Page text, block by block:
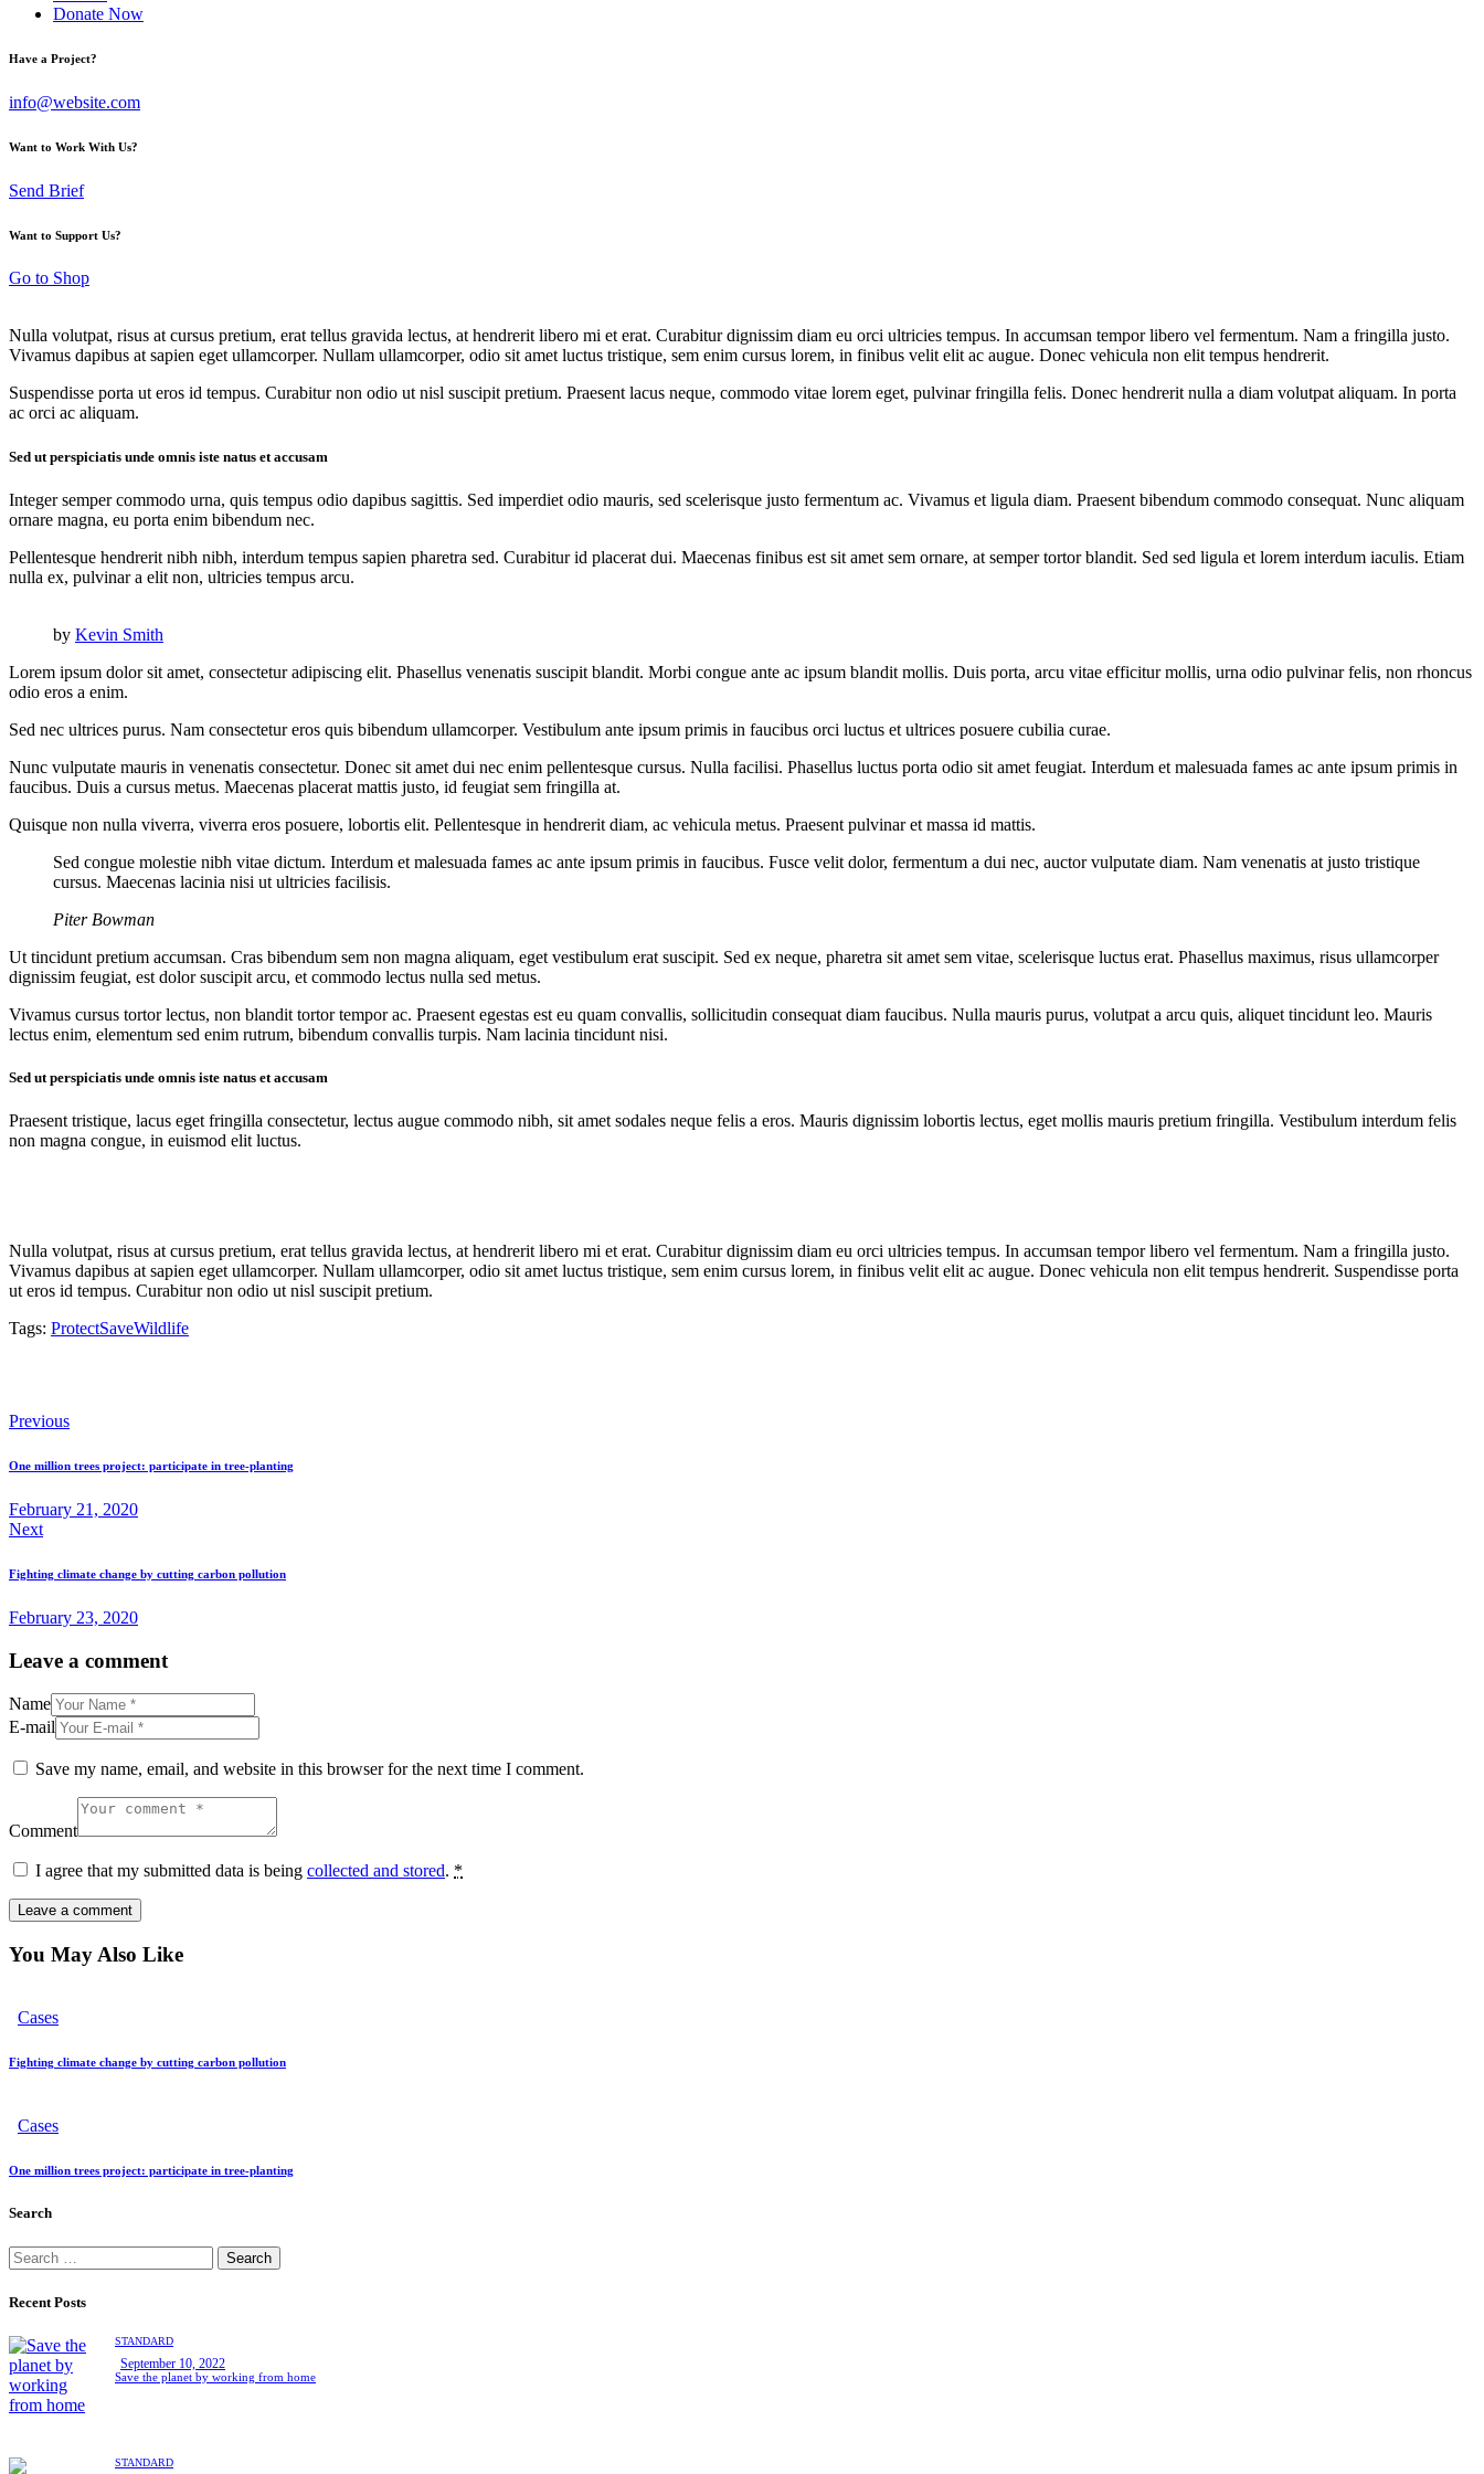
Donate Now
Have a Project?
info@website.com
Want to Work With Us?
Send Brief
Want to Support Us?
Go to Shop
Nulla volutpat, risus at cursus pretium, erat tellus gravida lectus, at hendrerit libero mi et erat. Curabitur dignissim diam eu orci ultricies tempus. In accumsan tempor libero vel fermentum. Nam a fringilla justo.
Vivamus dapibus at sapien eget ullamcorper. Nullam ullamcorper, odio sit amet luctus tristique, sem enim cursus lorem, in finibus velit elit ac augue. Donec vehicula non elit tempus hendrerit.
Suspendisse porta ut eros id tempus. Curabitur non odio ut nisl suscipit pretium. Praesent lacus neque, commodo vitae lorem eget, pulvinar fringilla felis. Donec hendrerit nulla a diam volutpat aliquam. In porta
ac orci ac aliquam.
Sed ut perspiciatis unde omnis iste natus et accusam
Integer semper commodo urna, quis tempus odio dapibus sagittis. Sed imperdiet odio mauris, sed scelerisque justo fermentum ac. Vivamus et ligula diam. Praesent bibendum commodo consequat. Nunc aliquam
ornare magna, eu porta enim bibendum nec.
Pellentesque hendrerit nibh nibh, interdum tempus sapien pharetra sed. Curabitur id placerat dui. Maecenas finibus est sit amet sem ornare, at semper tortor blandit. Sed sed ligula et lorem interdum iaculis. Etiam
nulla ex, pulvinar a elit non, ultricies tempus arcu.
by Kevin Smith
Lorem ipsum dolor sit amet, consectetur adipiscing elit. Phasellus venenatis suscipit blandit. Morbi congue ante ac ipsum blandit mollis. Duis porta, arcu vitae efficitur mollis, urna odio pulvinar felis, non rhoncus
odio eros a enim.
Sed nec ultrices purus. Nam consectetur eros quis bibendum ullamcorper. Vestibulum ante ipsum primis in faucibus orci luctus et ultrices posuere cubilia curae.
Nunc vulputate mauris in venenatis consectetur. Donec sit amet dui nec enim pellentesque cursus. Nulla facilisi. Phasellus luctus porta odio sit amet feugiat. Interdum et malesuada fames ac ante ipsum primis in
faucibus. Duis a cursus metus. Maecenas placerat mattis justo, id feugiat sem fringilla at.
Quisque non nulla viverra, viverra eros posuere, lobortis elit. Pellentesque in hendrerit diam, ac vehicula metus. Praesent pulvinar et massa id mattis.
Sed congue molestie nibh vitae dictum. Interdum et malesuada fames ac ante ipsum primis in faucibus. Fusce velit dolor, fermentum a dui nec, auctor vulputate diam. Nam venenatis at justo tristique
cursus. Maecenas lacinia nisi ut ultricies facilisis.
Piter Bowman
Ut tincidunt pretium accumsan. Cras bibendum sem non magna aliquam, eget vestibulum erat suscipit. Sed ex neque, pharetra sit amet sem vitae, scelerisque luctus erat. Phasellus maximus, risus ullamcorper
dignissim feugiat, est dolor suscipit arcu, et commodo lectus nulla sed metus.
Vivamus cursus tortor lectus, non blandit tortor tempor ac. Praesent egestas est eu quam convallis, sollicitudin consequat diam faucibus. Nulla mauris purus, volutpat a arcu quis, aliquet tincidunt leo. Mauris
lectus enim, elementum sed enim rutrum, bibendum convallis turpis. Nam lacinia tincidunt nisi.
Sed ut perspiciatis unde omnis iste natus et accusam
Praesent tristique, lacus eget fringilla consectetur, lectus augue commodo nibh, sit amet sodales neque felis a eros. Mauris dignissim lobortis lectus, eget mollis mauris pretium fringilla. Vestibulum interdum felis
non magna congue, in euismod elit luctus.
Nulla volutpat, risus at cursus pretium, erat tellus gravida lectus, at hendrerit libero mi et erat. Curabitur dignissim diam eu orci ultricies tempus. In accumsan tempor libero vel fermentum. Nam a fringilla justo.
Vivamus dapibus at sapien eget ullamcorper. Nullam ullamcorper, odio sit amet luctus tristique, sem enim cursus lorem, in finibus velit elit ac augue. Donec vehicula non elit tempus hendrerit. Suspendisse porta
ut eros id tempus. Curabitur non odio ut nisl suscipit pretium.
Tags: ProtectSaveWildlife
navigation
Previous
One million trees project: participate in tree-planting
February 21, 2020
Next
Fighting climate change by cutting carbon pollution
February 23, 2020
Leave a comment
Name
E-mail
Save my name, email, and website in this browser for the next time I comment.
Comment
I agree that my submitted data is being collected and stored. *
You May Also Like
Cases
Fighting climate change by cutting carbon pollution
Cases
One million trees project: participate in tree-planting
Search
Search
for:
Recent Posts
STANDARD
September 10, 2022
Save the planet by working from home
STANDARD